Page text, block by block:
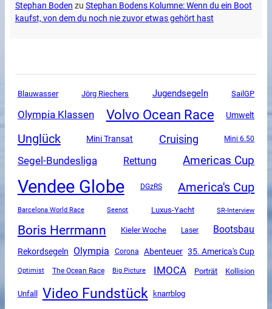
Stephan Boden zu Stephan Bodens Kolumne: Wenn du ein Boot
kaufst, von dem du noch nie zuvor etwas gehört hast
Blauwasser Jörg Riechers Jugendsegeln SailGP
Olympia Klassen Volvo Ocean Race Umwelt
Unglück Mini Transat Cruising Mini 6.50
Segel-Bundesliga Rettung Americas Cup
Vendee Globe DGzRS America's Cup
Barcelona World Race Seenot Luxus-Yacht SR-Interview
Boris Herrmann Kieler Woche Laser Bootsbau
Rekordsegeln Olympia Corona Abenteuer 35. America's Cup
Optimist The Ocean Race Big Picture IMOCA Porträt Kollision
Unfall Video Fundstück knarrblog